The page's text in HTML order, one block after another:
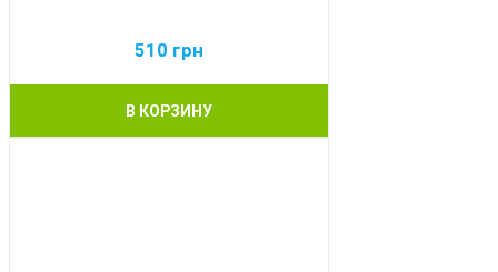
510 грн
В КОРЗИНУ